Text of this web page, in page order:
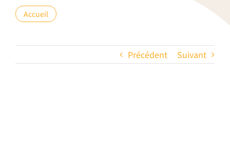
Accueil
Précédent Suivant